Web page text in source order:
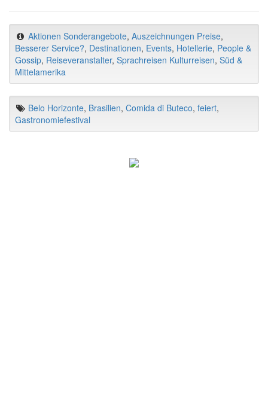
Aktionen Sonderangebote, Auszeichnungen Preise,
Besserer Service?, Destinationen, Events, Hotellerie, People &
Gossip, Reiseveranstalter, Sprachreisen Kulturreisen, Süd &
Mittelamerika
Belo Horizonte, Brasilien, Comida di Buteco, feiert,
Gastronomiefestival